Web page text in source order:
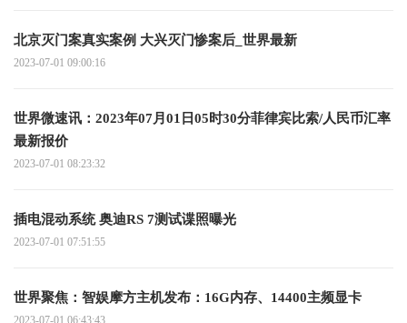
北京灭门案真实案例 大兴灭门惨案后_世界最新
2023-07-01 09:00:16
世界微速讯：2023年07月01日05时30分菲律宾比索/人民币汇率
最新报价
2023-07-01 08:23:32
插电混动系统 奥迪RS 7测试谍照曝光
2023-07-01 07:51:55
世界聚焦：智娱摩方主机发布：16G内存、14400主频显卡
2023-07-01 06:43:43